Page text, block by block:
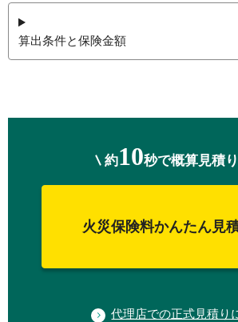
算出条件と保険金額
約10秒で概算見積り
火災保険料かんたん見
代理店での正式見積り